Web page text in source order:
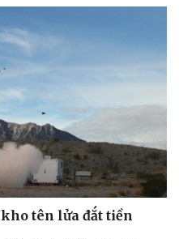
tên lửa đắt tiền